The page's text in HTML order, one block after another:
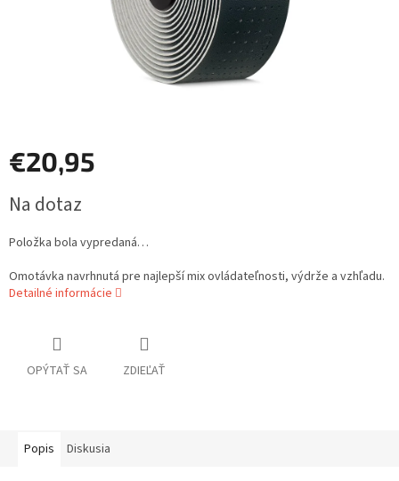
€20,95
cena:
Na dotaz
Položka bola vypredaná…
Omotávka navrhnutá pre najlepší mix ovládateľnosti, výdrže a vzhľadu.
Detailné informácie
OPÝTAŤ SA ZDIEĽAŤ
Popis Diskusia